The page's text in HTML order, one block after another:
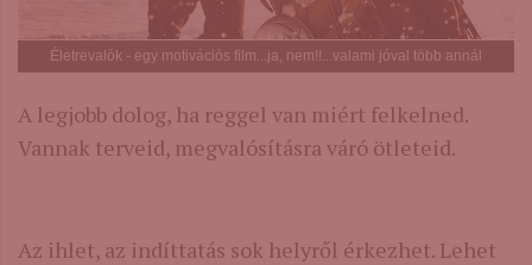
Életrevalók - egy motivációs film...ja, nem!!...valami jóval több annál
A legjobb dolog, ha reggel van miért felkelned.
Vannak terveid, megvalósításra váró ötleteid.
Az ihlet, az indíttatás sok helyről érkezhet. Lehet